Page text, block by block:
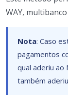
WAY,
Nota: Caso
pagamentos
qual aderiu ao
também